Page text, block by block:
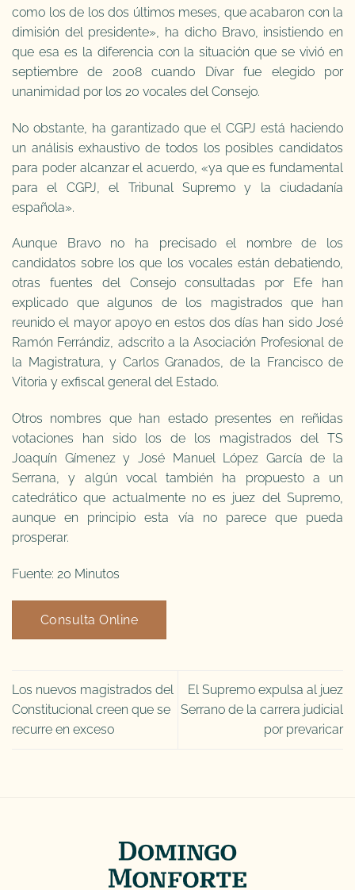
como los de los dos últimos meses, que acabaron con la
dimisión del presidente», ha dicho Bravo, insistiendo en
que esa es la diferencia con la situación que se vivió en
septiembre de 2008 cuando Dívar fue elegido por
unanimidad por los 20 vocales del Consejo.
No obstante, ha garantizado que el CGPJ está haciendo
un análisis exhaustivo de todos los posibles candidatos
para poder alcanzar el acuerdo, «ya que es fundamental
para el CGPJ, el Tribunal Supremo y la ciudadanía
española».
Aunque Bravo no ha precisado el nombre de los
candidatos sobre los que los vocales están debatiendo,
otras fuentes del Consejo consultadas por Efe han
explicado que algunos de los magistrados que han
reunido el mayor apoyo en estos dos días han sido José
Ramón Ferrándiz, adscrito a la Asociación Profesional de
la Magistratura, y Carlos Granados, de la Francisco de
Vitoria y exfiscal general del Estado.
Otros nombres que han estado presentes en reñidas
votaciones han sido los de los magistrados del TS
Joaquín Gímenez y José Manuel López García de la
Serrana, y algún vocal también ha propuesto a un
catedrático que actualmente no es juez del Supremo,
aunque en principio esta vía no parece que pueda
prosperar.
Fuente: 20 Minutos
Consulta Online
Los nuevos magistrados del
Constitucional creen que se
recurre en exceso
El Supremo expulsa al juez
Serrano de la carrera judicial
por prevaricar